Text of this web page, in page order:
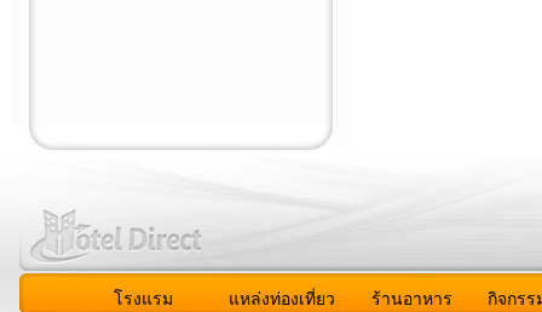
โรงแรม แหล่งท่องเที่ยว ร้านอาหาร กิจกรร